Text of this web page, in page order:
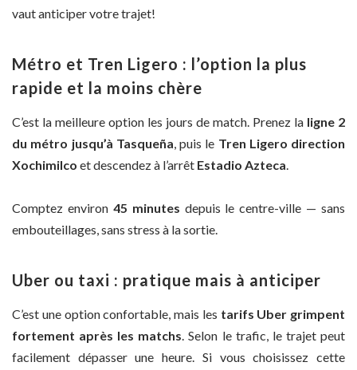
vaut anticiper votre trajet!
Métro et Tren Ligero : l’option la plus
rapide et la moins chère
C’est la meilleure option les jours de match. Prenez la ligne 2
du métro jusqu’à Tasqueña, puis le Tren Ligero direction
Xochimilco et descendez à l’arrêt Estadio Azteca.
Comptez environ 45 minutes depuis le centre-ville — sans
embouteillages, sans stress à la sortie.
Uber ou taxi : pratique mais à anticiper
C’est une option confortable, mais les tarifs Uber grimpent
fortement après les matchs. Selon le trafic, le trajet peut
facilement dépasser une heure. Si vous choisissez cette